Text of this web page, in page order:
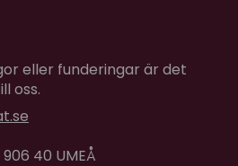
eller funderingar är det
oss.
40 UMEÅ